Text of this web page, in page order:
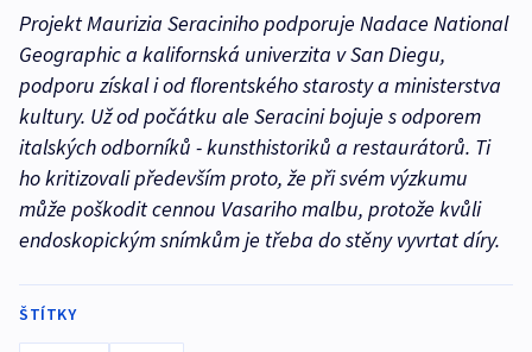
Projekt Maurizia Seraciniho podporuje Nadace National
Geographic a kalifornská univerzita v San Diegu,
podporu získal i od florentského starosty a ministerstva
kultury. Už od počátku ale Seracini bojuje s odporem
italských odborníků - kunsthistoriků a restaurátorů. Ti
ho kritizovali především proto, že při svém výzkumu
může poškodit cennou Vasariho malbu, protože kvůli
endoskopickým snímkům je třeba do stěny vyvrtat díry.
ŠTÍTKY